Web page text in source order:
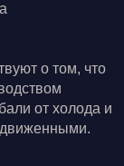
о том, что
от холода и